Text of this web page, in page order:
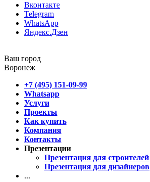
Вконтакте
Telegram
WhatsApp
Яндекс.Дзен
Ваш город
Воронеж
+7 (495) 151-09-99
Whatsapp
Услуги
Проекты
Как купить
Компания
Контакты
Презентации
Презентация для строителей
Презентация для дизайнеров
...